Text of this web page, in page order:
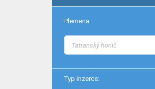
Plemena:
Tatranský honič
Typ inzerce: